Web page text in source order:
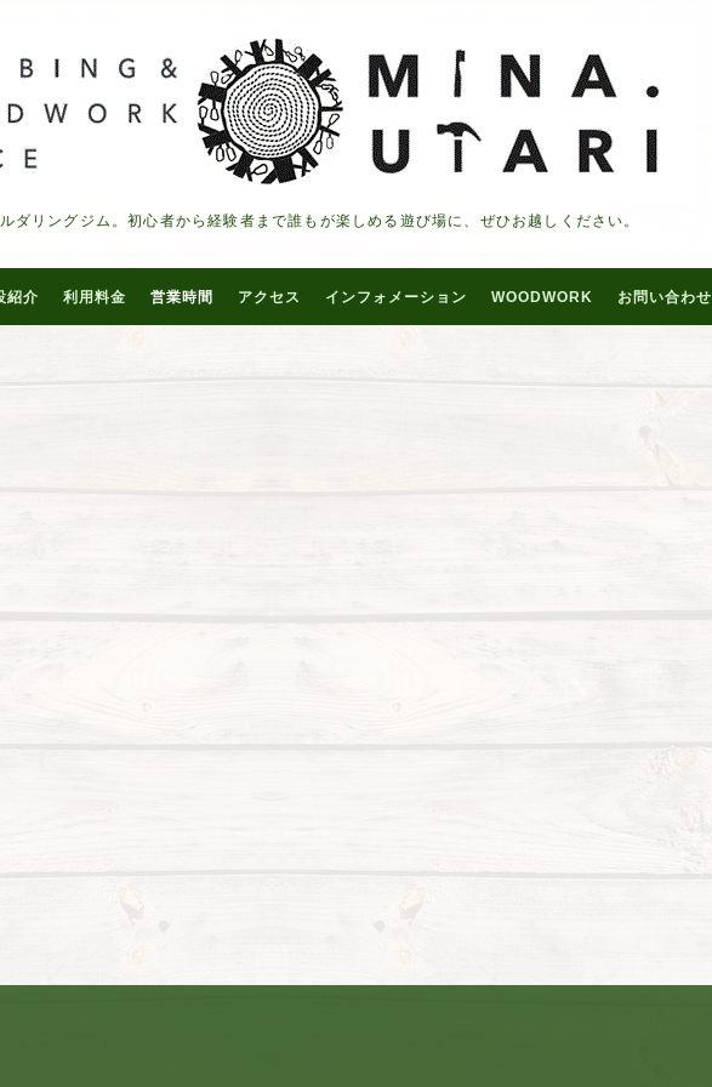
ダリングジム。初心者から経験者まで誰もが楽しめる遊び場に、ぜひお越しください。
紹介 利用料金 営業時間 アクセス インフォメーション WOODWORK お問い合わせ